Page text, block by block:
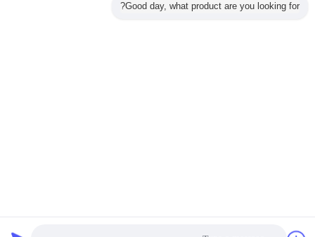
Good day, what product are you looking for?